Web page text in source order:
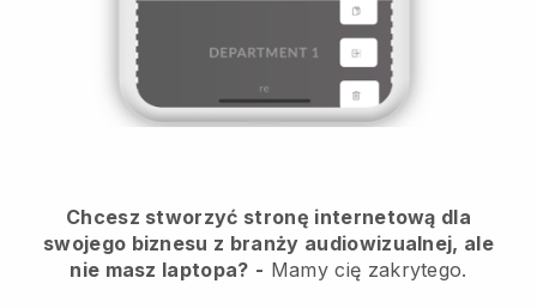
Chcesz stworzyć stronę internetową dla
swojego biznesu z branży audiowizualnej, ale
nie masz laptopa? - Mamy cię zakrytego.